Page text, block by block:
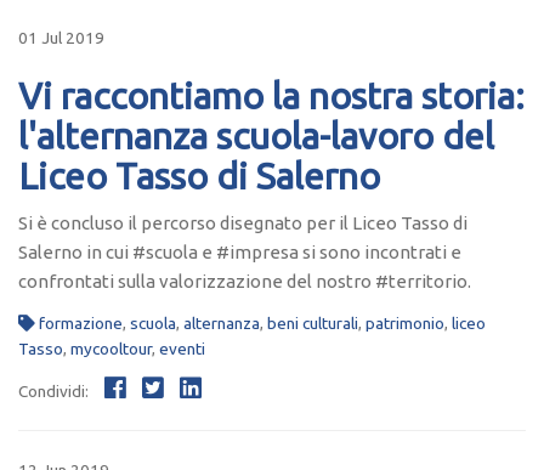
01 Jul 2019
Vi raccontiamo la nostra storia:
l'alternanza scuola-lavoro del
Liceo Tasso di Salerno
Si è concluso il percorso disegnato per il Liceo Tasso di
Salerno in cui #scuola e #impresa si sono incontrati e
confrontati sulla valorizzazione del nostro #territorio.
formazione, scuola, alternanza, beni culturali, patrimonio, liceo
Tasso, mycooltour, eventi
Condividi: